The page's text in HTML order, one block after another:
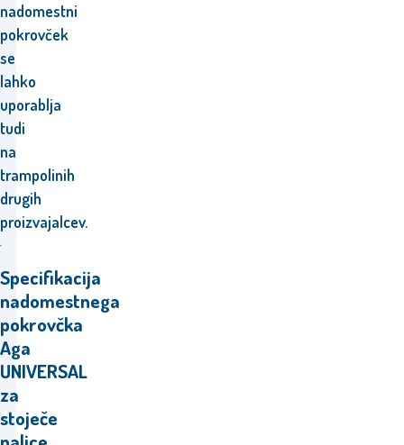
nadomestni
pokrovček
se
lahko
uporablja
tudi
na
trampolinih
drugih
proizvajalcev.
Specifikacija
nadomestnega
pokrovčka
Aga
UNIVERSAL
za
stoječe